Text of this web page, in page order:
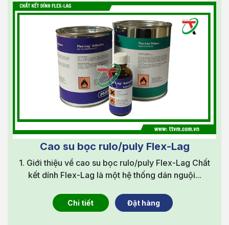
Cao su bọc rulo/puly Flex-Lag
1. Giới thiệu về cao su bọc rulo/puly Flex-Lag Chất
kết dính Flex-Lag là một hệ thống dán nguội...
Chi tiết Đặt hàng